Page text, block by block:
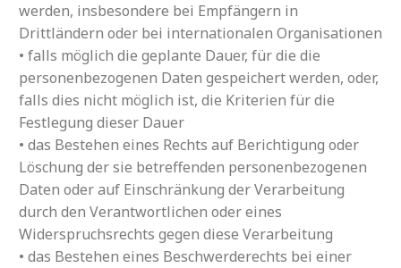
werden, insbesondere bei Empfängern in
Drittländern oder bei internationalen Organisationen
• falls möglich die geplante Dauer, für die die
personenbezogenen Daten gespeichert werden, oder,
falls dies nicht möglich ist, die Kriterien für die
Festlegung dieser Dauer
• das Bestehen eines Rechts auf Berichtigung oder
Löschung der sie betreffenden personenbezogenen
Daten oder auf Einschränkung der Verarbeitung
durch den Verantwortlichen oder eines
Widerspruchsrechts gegen diese Verarbeitung
• das Bestehen eines Beschwerderechts bei einer